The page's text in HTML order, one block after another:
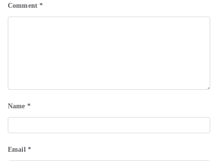
Comment*
Name *
Email *